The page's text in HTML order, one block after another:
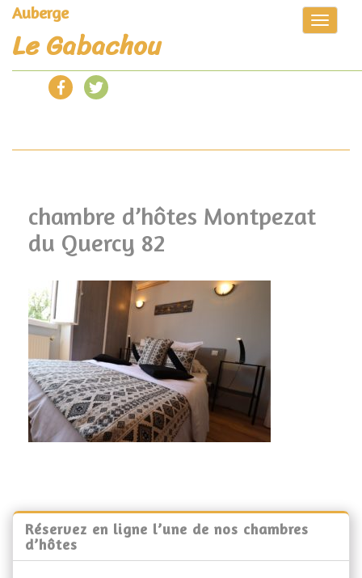
Toggle
Auberge
Le Gabachou
chambre d’hôtes Montpezat
du Quercy 82
Réservez en ligne l’une de nos chambres
d’hôtes